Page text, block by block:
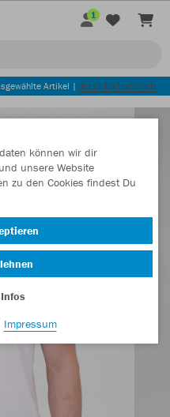
1
Artikel | JETZT ENTDECKEN
können wir dir
unsere Website
zu den Cookies findest Du
Impressum